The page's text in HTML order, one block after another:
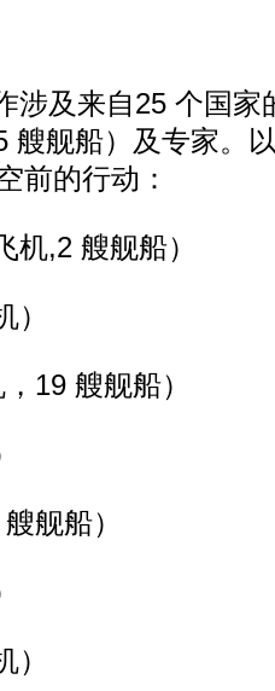
及来自25 个国家
艘舰船）及专家。
前的行动：
,2 艘舰船）
艘舰船）
舰船）